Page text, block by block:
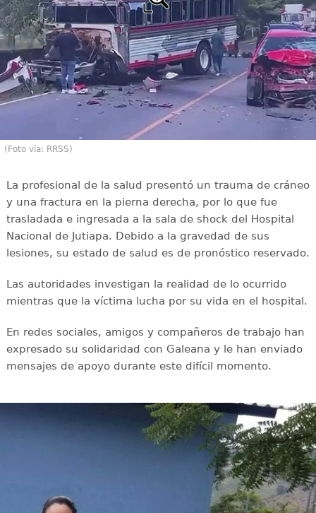
(Foto vía: RRSS)
La profesional de la salud presentó un trauma de cráneo
y una fractura en la pierna derecha, por lo que fue
trasladada e ingresada a la sala de shock del Hospital
Nacional de Jutiapa. Debido a la gravedad de sus
lesiones, su estado de salud es de pronóstico reservado.
Las autoridades investigan la realidad de lo ocurrido
mientras que la víctima lucha por su vida en el hospital.
En redes sociales, amigos y compañeros de trabajo han
expresado su solidaridad con Galeana y le han enviado
mensajes de apoyo durante este difícil momento.